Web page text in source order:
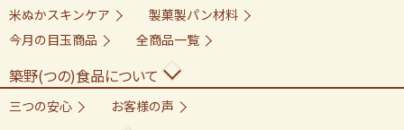
米ぬかスキンケア
製菓製パン材料
今月の目玉商品
全商品一覧
築野(つの)食品について
三つの安心 お客様の声